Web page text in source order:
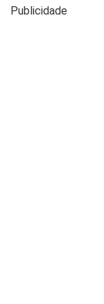
Publicidade